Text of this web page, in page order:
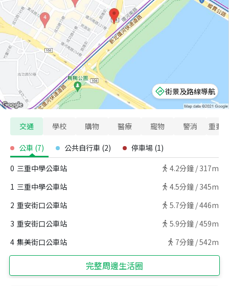
街景及路線導航
交通 學校 購物 醫療 寵物 警消 重要
公車 (7) 公共自行車 (2) 停車場 (1)
0 三重中學公車站 4.2分鐘 / 317m
1 三重中學公車站 4.5分鐘 / 345m
2 重安街口公車站 5.7分鐘 /446m
3 重安街口公車站 5.9分鐘 /459m
4 集美街口公車站 7分鐘 /542m
完整周邊生活圈